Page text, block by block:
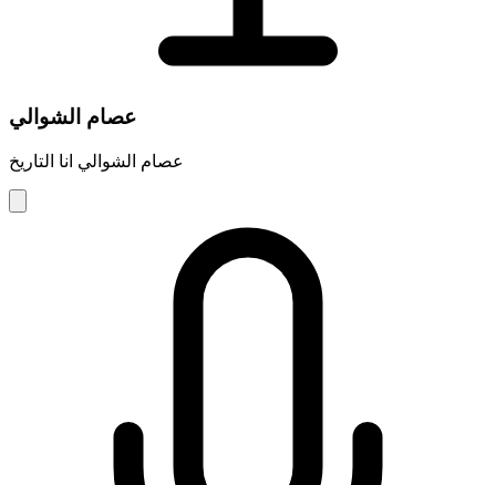
عصام الشوالي
عصام الشوالي انا التاريخ